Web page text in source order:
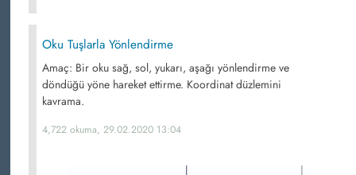
Oku Tuşlarla Yönlendirme
Amaç: Bir oku sağ, sol, yukarı, aşağı yönlendirme ve
döndüğü yöne hareket ettirme. Koordinat düzlemini
kavrama.
4,722 okuma, 29.02.2020 13:04